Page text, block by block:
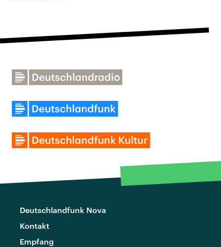
Deutschlandfunk Nova
Kontakt
Empfang